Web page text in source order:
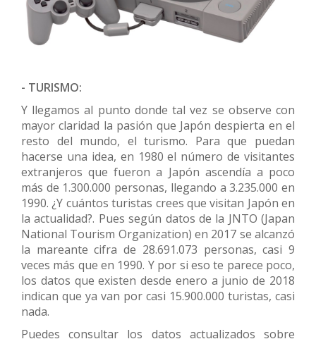
- TURISMO:
Y llegamos al punto donde tal vez se observe con
mayor claridad la pasión que Japón despierta en el
resto del mundo, el turismo. Para que puedan
hacerse una idea, en 1980 el número de visitantes
extranjeros que fueron a Japón ascendía a poco
más de 1.300.000 personas, llegando a 3.235.000 en
1990. ¿Y cuántos turistas crees que visitan Japón en
la actualidad?. Pues según datos de la JNTO (Japan
National Tourism Organization) en 2017 se alcanzó
la mareante cifra de 28.691.073 personas, casi 9
veces más que en 1990. Y por si eso te parece poco,
los datos que existen desde enero a junio de 2018
indican que ya van por casi 15.900.000 turistas, casi
nada.
Puedes consultar los datos actualizados sobre